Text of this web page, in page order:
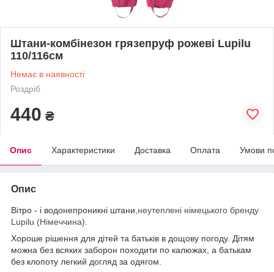
Штани-комбінезон грязепруф рожеві Lupilu
110/116см
Немає в наявності
Роздріб
440 ₴
Опис Характеристики Доставка Оплата Умови
Опис
Вітро - і водонепроникні штани ,неутеплені німецького бренду
Lupilu (Німеччина).
Хороше рішення для дітей та батьків в дощову погоду. Дітям
можна без всяких заборон походити по калюжах, а батькам
без клопоту легкий догляд за одягом.